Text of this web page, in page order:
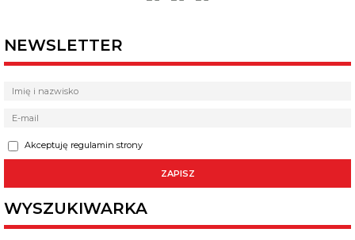
NEWSLETTER
Akceptuję regulamin strony
WYSZUKIWARKA